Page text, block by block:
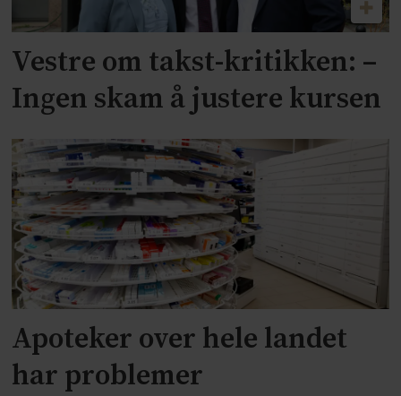
Vestre om takst-kritikken: –
Ingen skam å justere kursen
Apoteker over hele landet
har problemer